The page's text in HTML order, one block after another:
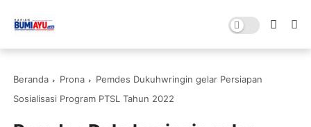
Beranda Prona
Pemdes Dukuhwringin gelar Persiapan
Sosialisasi Program PTSL Tahun 2022